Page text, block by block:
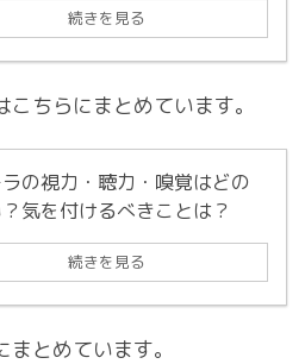
続きを見る
ちらにまとめています。
の視力・聴力・嗅覚はどの
気を付けるべきことは？
続きを見る
とめています。